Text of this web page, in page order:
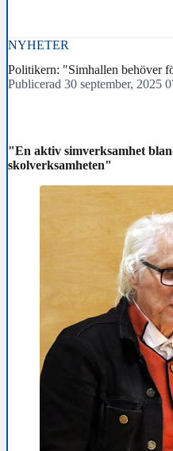
NYHETER
Politikern: "Simhallen behöver
Publicerad 30 september, 2025
"En aktiv simverksamhet
skolverksamheten"